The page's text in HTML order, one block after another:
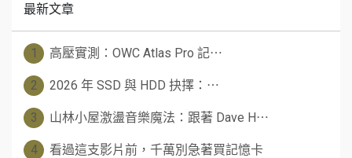
最新文章
1 高壓實測：OWC Atlas Pro 記⋯
2 2026 年 SSD 與 HDD 抉擇：⋯
3 山林小屋激盪音樂魔法：跟著 Dave H⋯
4 看過這支影片前，千萬別急著買記憶卡